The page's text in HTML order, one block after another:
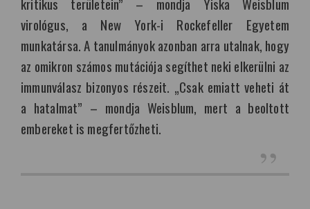
virológus, a New York-i Rockefeller Egyetem
munkatársa. A tanulmányok azonban arra utalnak, hogy
az omikron számos mutációja segíthet neki elkerülni az
immunválasz bizonyos részeit. „Csak emiatt veheti át
a hatalmat” – mondja Weisblum, mert a beoltott
embereket is megfertőzheti.